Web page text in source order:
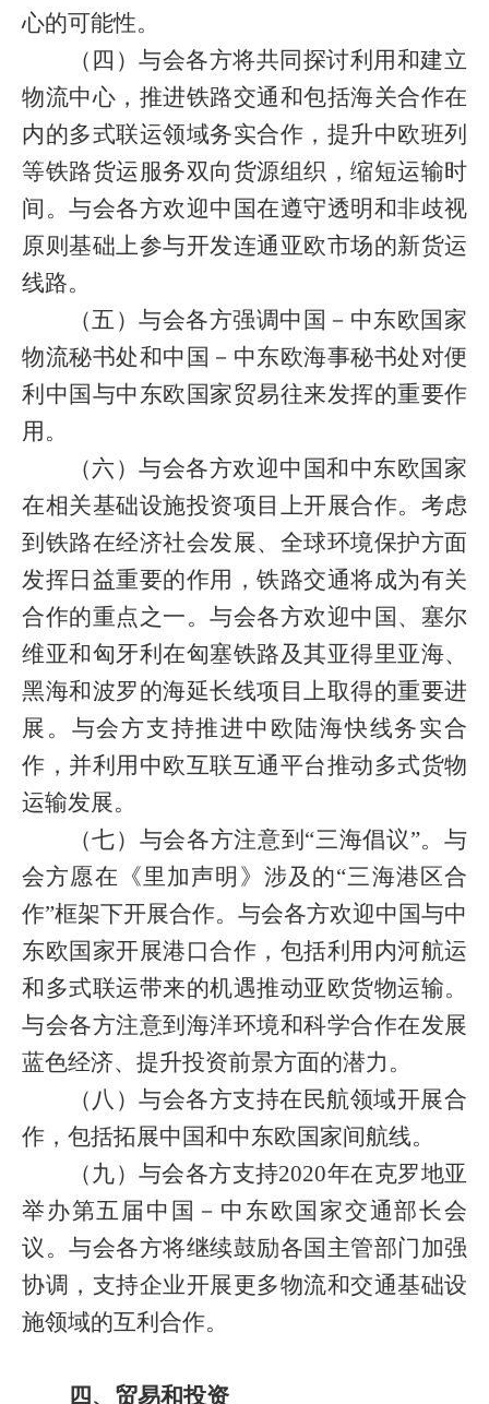
心的可能性。
（四）与会各方将共同探讨利用和建立
物流中心，推进铁路交通和包括海关合作在
内的多式联运领域务实合作，提升中欧班列
等铁路货运服务双向货源组织，缩短运输时
间。与会各方欢迎中国在遵守透明和非歧视
原则基础上参与开发连通亚欧市场的新货运
线路。
（五）与会各方强调中国－中东欧国家
物流秘书处和中国－中东欧海事秘书处对便
利中国与中东欧国家贸易往来发挥的重要作
用。
（六）与会各方欢迎中国和中东欧国家
在相关基础设施投资项目上开展合作。考虑
到铁路在经济社会发展、全球环境保护方面
发挥日益重要的作用，铁路交通将成为有关
合作的重点之一。与会各方欢迎中国、塞尔
维亚和匈牙利在匈塞铁路及其亚得里亚海、
黑海和波罗的海延长线项目上取得的重要进
展。与会方支持推进中欧陆海快线务实合
作，并利用中欧互联互通平台推动多式货物
运输发展。
（七）与会各方注意到“三海倡议”。与
会方愿在《里加声明》涉及的“三海港区合
作”框架下开展合作。与会各方欢迎中国与中
东欧国家开展港口合作，包括利用内河航运
和多式联运带来的机遇推动亚欧货物运输。
与会各方注意到海洋环境和科学合作在发展
蓝色经济、提升投资前景方面的潜力。
（八）与会各方支持在民航领域开展合
作，包括拓展中国和中东欧国家间航线。
（九）与会各方支持2020年在克罗地亚
举办第五届中国－中东欧国家交通部长会
议。与会各方将继续鼓励各国主管部门加强
协调，支持企业开展更多物流和交通基础设
施领域的互利合作。
四、贸易和投资